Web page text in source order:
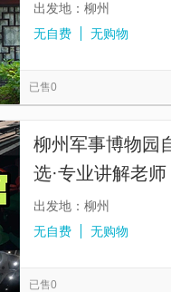
出发地：柳州
无自费
无购物
已售0
柳州军事博物园
选·专业讲解老师
出发地：柳州
无自费
无购物
已售0